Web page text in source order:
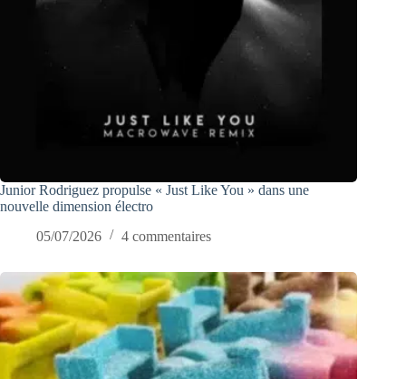
Junior Rodriguez propulse « Just Like You » dans une
nouvelle dimension électro
05/07/2026
4 commentaires